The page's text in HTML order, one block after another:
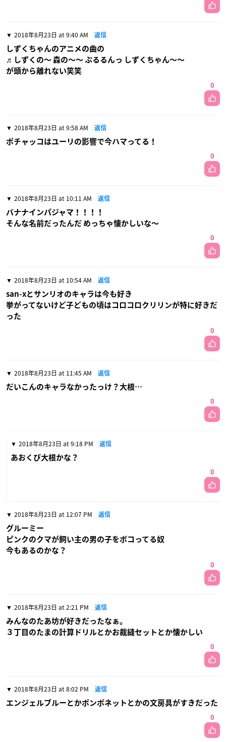
2018年8月23日 at 9:40 AM 返信
しずくちゃんのアニメの曲の
♬しずくの〜 森の〜〜 ぷるるんっ しずくちゃん〜〜
が頭から離れない笑笑
0
2018年8月23日 at 9:58 AM 返信
ポチャッコはユーリの影響で今ハマってる！
0
2018年8月23日 at 10:11 AM 返信
バナナインパジャマ！！！！
そんな名前だったんだ めっちゃ懐かしいな〜
0
2018年8月23日 at 10:54 AM 返信
san-xとサンリオのキャラは今も好き
挙がってないけど子どもの頃はコロコロクリリンが特に好きだ
った
0
2018年8月23日 at 11:45 AM 返信
だいこんのキャラなかったっけ？大根…
0
2018年8月23日 at 9:18 PM 返信
あおくび大根かな？
0
2018年8月23日 at 12:07 PM 返信
グルーミー
ピンクのクマが飼い主の男の子をボコってる奴
今もあるのかな？
0
2018年8月23日 at 2:21 PM 返信
みんなのたあ坊が好きだったなぁ。
３丁目のたまの計算ドリルとかお裁縫セットとか懐かしい
0
2018年8月23日 at 8:02 PM 返信
エンジェルブルーとかポンポネットとかの文房具がすきだった
0